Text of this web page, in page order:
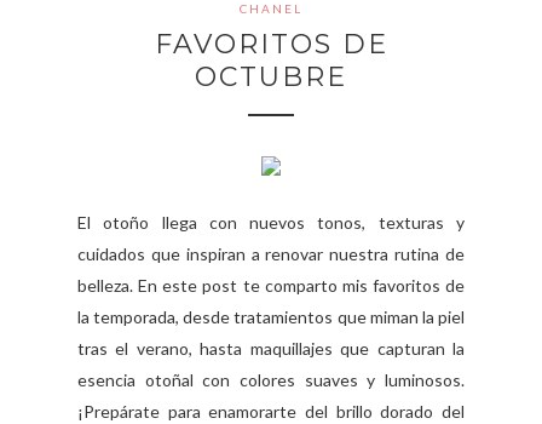
CHANEL
FAVORITOS DE
OCTUBRE
El otoño llega con nuevos tonos, texturas y
cuidados que inspiran a renovar nuestra rutina de
belleza. En este post te comparto mis favoritos de
la temporada, desde tratamientos que miman la piel
tras el verano, hasta maquillajes que capturan la
esencia otoñal con colores suaves y luminosos.
¡Prepárate para enamorarte del brillo dorado del